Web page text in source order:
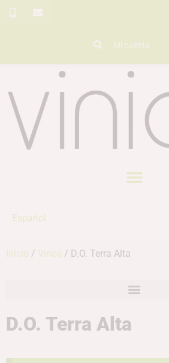
Mi cuenta
Español
Inicio / Vinos / D.O. Terra Alta
D.O. Terra Alta